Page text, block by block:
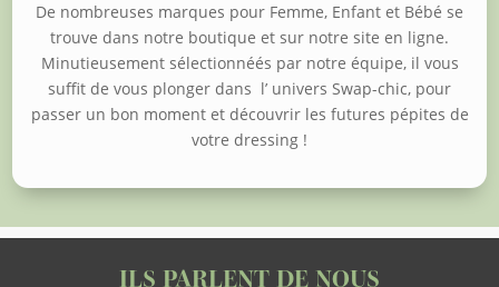
De nombreuses marques pour Femme, Enfant et Bébé se
trouve dans notre boutique et sur notre site en ligne.
Minutieusement sélectionnéés par notre équipe, il vous
suffit de vous plonger dans l’ univers Swap-chic, pour
passer un bon moment et découvrir les futures pépites de
votre dressing !
ILS PARLENT DE NOUS